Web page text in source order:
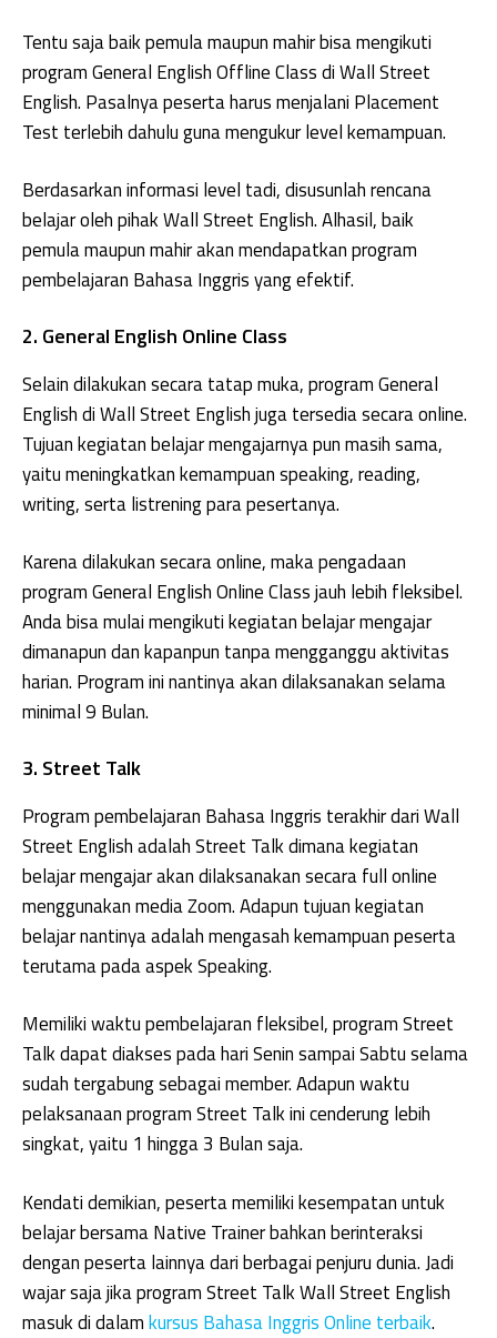
Tentu saja baik pemula maupun mahir bisa mengikuti
program General English Offline Class di Wall Street
English. Pasalnya peserta harus menjalani Placement
Test terlebih dahulu guna mengukur level kemampuan.
Berdasarkan informasi level tadi, disusunlah rencana
belajar oleh pihak Wall Street English. Alhasil, baik
pemula maupun mahir akan mendapatkan program
pembelajaran Bahasa Inggris yang efektif.
2. General English Online Class
Selain dilakukan secara tatap muka, program General
English di Wall Street English juga tersedia secara online.
Tujuan kegiatan belajar mengajarnya pun masih sama,
yaitu meningkatkan kemampuan speaking, reading,
writing, serta listrening para pesertanya.
Karena dilakukan secara online, maka pengadaan
program General English Online Class jauh lebih fleksibel.
Anda bisa mulai mengikuti kegiatan belajar mengajar
dimanapun dan kapanpun tanpa mengganggu aktivitas
harian. Program ini nantinya akan dilaksanakan selama
minimal 9 Bulan.
3. Street Talk
Program pembelajaran Bahasa Inggris terakhir dari Wall
Street English adalah Street Talk dimana kegiatan
belajar mengajar akan dilaksanakan secara full online
menggunakan media Zoom. Adapun tujuan kegiatan
belajar nantinya adalah mengasah kemampuan peserta
terutama pada aspek Speaking.
Memiliki waktu pembelajaran fleksibel, program Street
Talk dapat diakses pada hari Senin sampai Sabtu selama
sudah tergabung sebagai member. Adapun waktu
pelaksanaan program Street Talk ini cenderung lebih
singkat, yaitu 1 hingga 3 Bulan saja.
Kendati demikian, peserta memiliki kesempatan untuk
belajar bersama Native Trainer bahkan berinteraksi
dengan peserta lainnya dari berbagai penjuru dunia. Jadi
wajar saja jika program Street Talk Wall Street English
masuk di dalamkursus Bahasa Inggris Online terbaik.